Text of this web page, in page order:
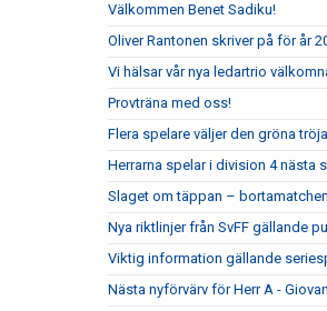
Välkommen Benet Sadiku!
Oliver Rantonen skriver på för år
Vi hälsar vår nya ledartrio
Provträna med oss!
Flera spelare väljer den gröna
Herrarna spelar i division 4 nästa
Slaget om täppan –
Nya riktlinjer från SvFF gällande
Viktig information gällande
Nästa nyförvärv för Herr A -